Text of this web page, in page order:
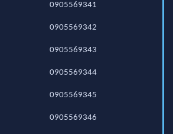
0905569341
0905569342
0905569343
0905569344
0905569345
0905569346